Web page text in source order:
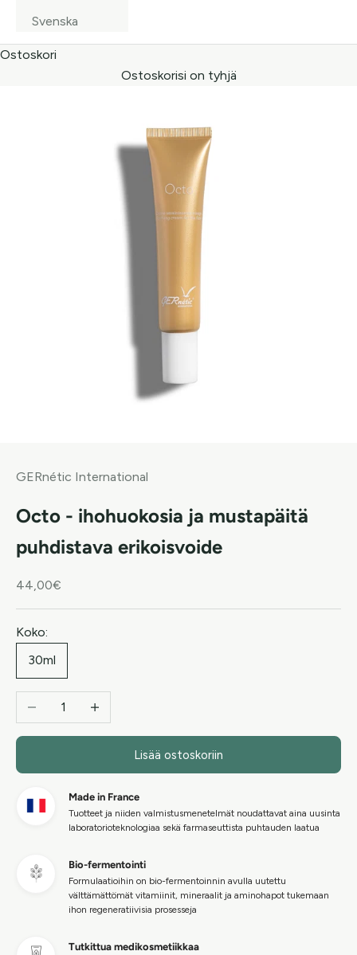
Svenska
Ostoskori
Ostoskorisi on tyhjä
GERnétic International
Octo - ihohuokosia ja mustapäitä
puhdistava erikoisvoide
Alennushinta
44,00€
Koko:
30ml
Vähennä määrääLisää määrää
Lisää ostoskoriin
Made in France
Tuotteet ja niiden valmistusmenetelmät noudattavat aina uusinta
laboratorioteknologiaa sekä farmaseuttista puhtauden laatua
Bio-fermentointi
Formulaatioihin on bio-fermentoinnin avulla uutettu
välttämättömät vitamiinit, mineraalit ja aminohapot tukemaan
ihon regeneratiivisia prosesseja
Tutkittua medikosmetiikkaa